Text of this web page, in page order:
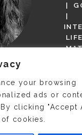
your browsing
ads or
clicking "Accept
cookies.
MAIS
QUI A
!